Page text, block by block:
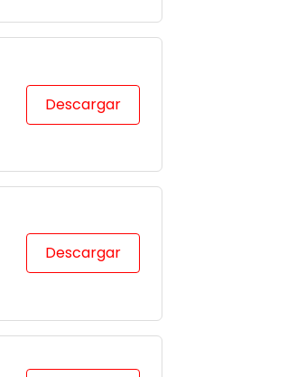
Descargar
Descargar